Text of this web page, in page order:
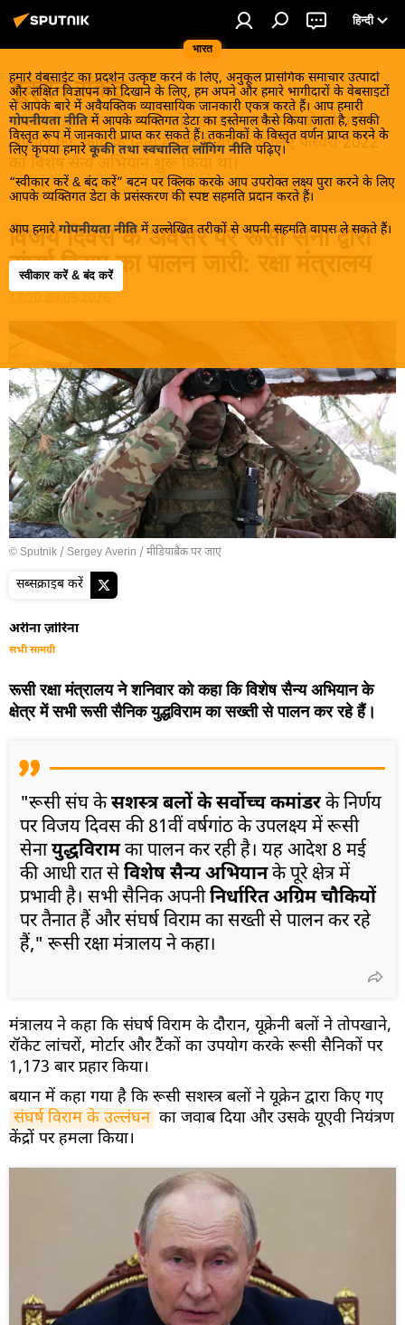
भारत
हिन्दी
हमारे वेबसाईट का प्रदर्शन उत्कृष्ट करने के लिए, अनुकूल प्रासंगिक समाचार उत्पादों
और लक्षित विज्ञापन को दिखाने के लिए, हम अपने और हमारे भागीदारों के वेबसाइटों
से आपके बारे में अवैयक्तिक व्यावसायिक जानकारी एकत्र करते हैं। आप हमारी
गोपनीयता नीति में आपके व्यक्तिगत डेटा का इस्तेमाल कैसे किया जाता है, इसकी
विस्तृत रूप में जानकारी प्राप्त कर सकते हैं। तकनीकों के विस्तृत वर्णन प्राप्त करने के
लिए कृपया हमारे कूकी तथा स्वचालित लॉगिंग नीति पढ़िए।
“स्वीकार करें & बंद करें” बटन पर क्लिक करके आप उपरोक्त लक्ष्य पुरा करने के लिए
आपके व्यक्तिगत डेटा के प्रसंस्करण की स्पष्ट सहमति प्रदान करते हैं।
आप हमारे गोपनीयता नीति में उल्लेखित तरीकों से अपनी सहमति वापस ले सकते हैं।
स्वीकार करें & बंद करें
यूक्रेन संकट
मास्को ने डोनबास के लोगों को, खास तौर पर रूसी बोलनेवाली
आबादी को, कीव के नित्य हमलों से बचाने के लिए फरवरी 2022
को विशेष सैन्य अभियान शुरू किया था।
विजय दिवस के अवसर पर रूसी सेना द्वारा
संघर्ष विराम का पालन जारी: रक्षा मंत्रालय
© Sputnik / Sergey Averin /मीडियाबैंक पर जाएं
सब्सक्राइब करें
अरीना ज़ोरिना
सभी सामग्री
रूसी रक्षा मंत्रालय ने शनिवार को कहा कि विशेष सैन्य अभियान के
क्षेत्र में सभी रूसी सैनिक युद्धविराम का सख्ती से पालन कर रहे हैं।
"रूसी संघ केसशस्त्र बलों के सर्वोच्च कमांडरके निर्णय
पर विजय दिवस की 81वीं वर्षगांठ के उपलक्ष्य में रूसी
सेनायुद्धविरामका पालन कर रही है। यह आदेश 8 मई
की आधी रात सेविशेष सैन्य अभियानके पूरे क्षेत्र में
प्रभावी है। सभी सैनिक अपनीनिर्धारित अग्रिम चौकियों
पर तैनात हैं और संघर्ष विराम का सख्ती से पालन कर रहे
हैं," रूसी रक्षा मंत्रालय ने कहा।
मंत्रालय ने कहा कि संघर्ष विराम के दौरान, यूक्रेनी बलों ने तोपखाने,
रॉकेट लांचरों, मोर्टार और टैंकों का उपयोग करके रूसी सैनिकों पर
1,173 बार प्रहार किया।
बयान में कहा गया है कि रूसी सशस्त्र बलों ने यूक्रेन द्वारा किए गए
संघर्ष विराम के उल्लंघन का जवाब दिया और उसके यूएवी नियंत्रण
केंद्रों पर हमला किया।